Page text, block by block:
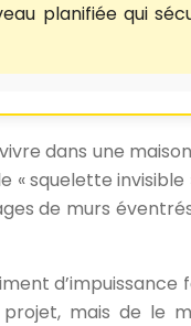
planifiée qui
dans une
squelette invisible
de murs
mais de le